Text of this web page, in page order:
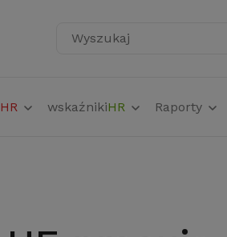
Wyszukaj
HR wskaźnikiHR Raporty